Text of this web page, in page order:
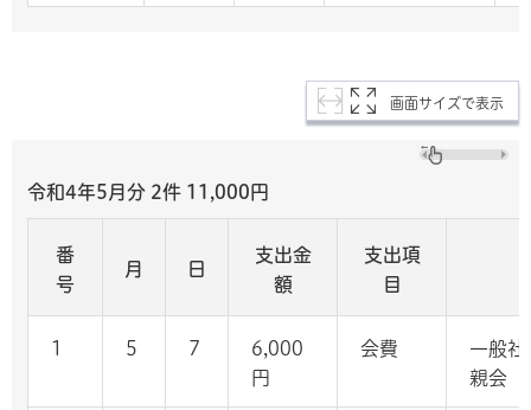
画面サイズで表示
令和4年5月分 2件 11,000 円
番
号
月 日
支出金
額
支出項
目
1 5 7
6,000
円
会費
一般
親会